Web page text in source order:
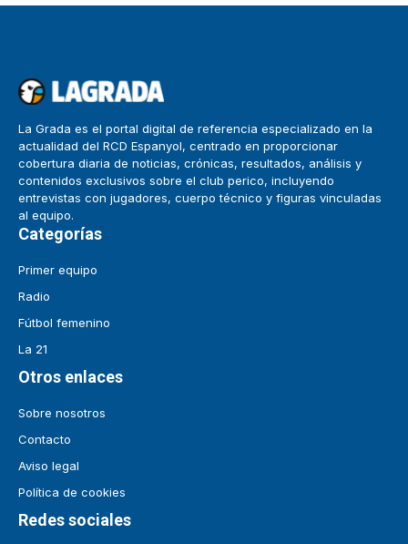
La Grada es el portal digital de referencia especializado en la
actualidad del RCD Espanyol, centrado en proporcionar
cobertura diaria de noticias, crónicas, resultados, análisis y
contenidos exclusivos sobre el club perico, incluyendo
entrevistas con jugadores, cuerpo técnico y figuras vinculadas
al equipo.
Categorías
Primer equipo
Radio
Fútbol femenino
La 21
Otros enlaces
Sobre nosotros
Contacto
Aviso legal
Política de cookies
Redes sociales